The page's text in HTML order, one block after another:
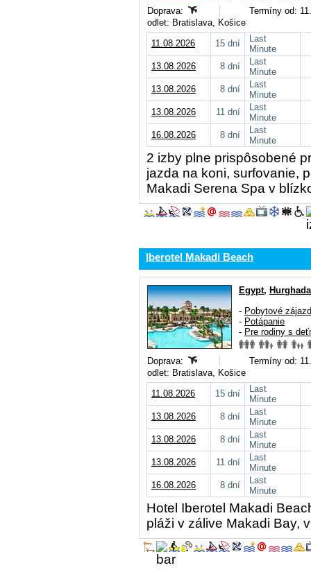
Doprava:
Termíny od:
odlet: Bratislava, Košice
11.08.2026
15 dní
Last
Minute
13.08.2026
8 dní
Last
Minute
13.08.2026
8 dní
Last
Minute
13.08.2026
11 dní
Last
Minute
16.08.2026
8 dní
Last
Minute
2 izby plne prispôsobené
jazda na koni, surfovanie,
Makadi Serena Spa v
Iberotel Makadi Beach
Egypt, Hurghada
- Pobytové
- Potápanie
- Pre rodiny s
Doprava:
Termíny od:
odlet: Bratislava, Košice
11.08.2026
15 dní
Last
Minute
13.08.2026
8 dní
Last
Minute
13.08.2026
8 dní
Last
Minute
13.08.2026
11 dní
Last
Minute
16.08.2026
8 dní
Last
Minute
Hotel Iberotel Makadi
pláži v zálive Makadi Bay,